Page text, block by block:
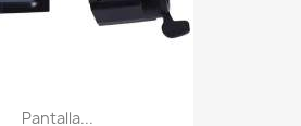
Pantalla...